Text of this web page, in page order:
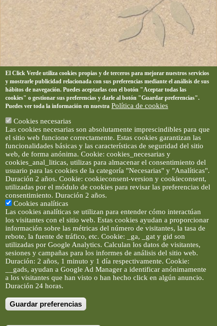
Artículos e imágenes son propiedad de elclickverde ©. No se
permite la difusión de los textos ni imágenes sin permiso de
El Click Verde utiliza cookies propias y de terceros para mejorar nuestros servicios
y mostrarle publicidad relacionada con sus preferencias mediante el análisis de sus
hábitos de navegación. Puedes aceptarlas con el botón "Aceptar todas las
cookies" o gestionar sus preferencias y darle al botón "Guardar preferencias".
Puedes ver toda la información en nuestra Política de cookies
Cookies necesarias
Las cookies necesarias son absolutamente imprescindibles para que
el sitio web funcione correctamente. Estas cookies garantizan las
funcionalidades básicas y las características de seguridad del sitio
web, de forma anónima. Cookie: cookies_necesarias y
cookies_anal_liticas, utilizas para almacenar el consentimiento del
usuario para las cookies de la categoría "Necesarias" y "Analíticas".
Duración 2 años. Cookie: cookieconsent-version y cookieconsent,
utilizadas por el módulo de cookies para revisar las preferencias del
consentimiento. Duración 2 años.
Cookies analíticas
Las cookies analíticas se utilizan para entender cómo interactúan
los visitantes con el sitio web. Estas cookies ayudan a proporcionar
información sobre las métricas del número de visitantes, la tasa de
rebote, la fuente de tráfico, etc. Cookie: _ga, _gat y gid son
utilizadas por Google Analytics. Calculan los datos de visitantes,
sesiones y campañas para los informes de análisis del sitio web.
Duración: 2 años, 1 minuto y 1 día respectivamente. Cookie:
__gads, ayudan a Google Ad Manager a identificar anónimamente
a los visitantes que han visto o han hecho click en algún anuncio.
Duración 24 horas.
Guardar preferencias